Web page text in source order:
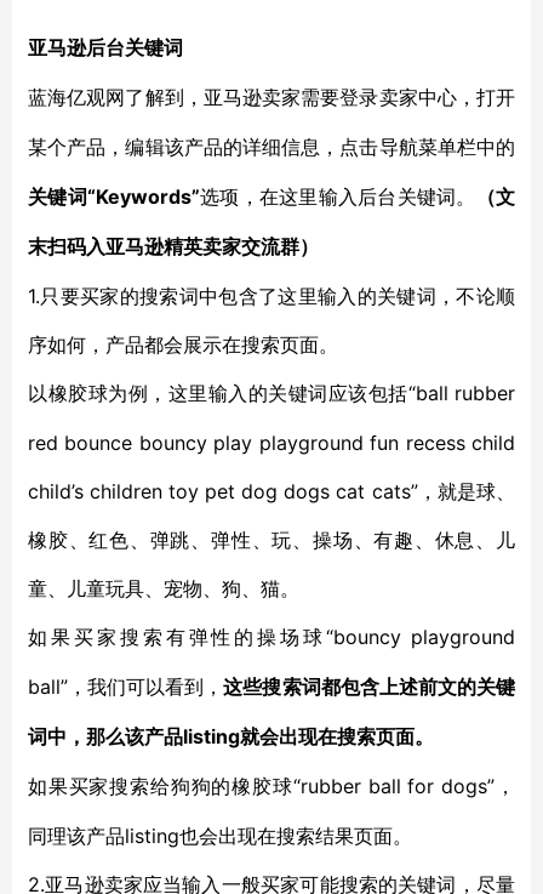
亚马逊后台关键词
蓝海亿观网了解到，亚马逊卖家需要登录卖家中心，打开
某个产品，编辑该产品的详细信息，点击导航菜单栏中的
关键词“Keywords”选项，在这里输入后台关键词。 （文
末扫码入亚马逊精英卖家交流群）
1.只要买家的搜索词中包含了这里输入的关键词，不论顺
序如何，产品都会展示在搜索页面。
以橡胶球为例，这里输入的关键词应该包括“ball rubber
red bounce bouncy play playground fun recess child
child’s children toy pet dog dogs cat cats”，就是球、
橡胶、红色、弹跳、弹性、玩、操场、有趣、休息、儿
童、儿童玩具、宠物、狗、猫。
如果买家搜索有弹性的操场球“bouncy playground
ball”，我们可以看到，这些搜索词都包含上述前文的关键
词中，那么该产品listing就会出现在搜索页面。
如果买家搜索给狗狗的橡胶球“rubber ball for dogs”，
同理该产品listing也会出现在搜索结果页面。
2.亚马逊卖家应当输入一般买家可能搜索的关键词，尽量